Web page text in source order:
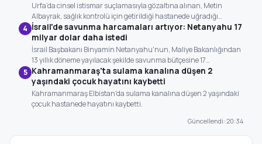
Urfa’da cinsel istismar suçlamasıyla gözaltına alınan, Metin
Albayrak, sağlık kontrolü için getirildiği hastanede uğradığı…
4 İsrail'de savunma harcamaları artıyor: Netanyahu 17
milyar dolar daha istedi
İsrail Başbakanı Binyamin Netanyahu'nun, Maliye Bakanlığından
13 yıllık döneme yayılacak şekilde savunma bütçesine 17…
5 Kahramanmaraş'ta sulama kanalına düşen 2
yaşındaki çocuk hayatını kaybetti
Kahramanmaraş Elbistan'da sulama kanalına düşen 2 yaşındaki
çocuk hastanede hayatını kaybetti.
Güncellendi: 20:34